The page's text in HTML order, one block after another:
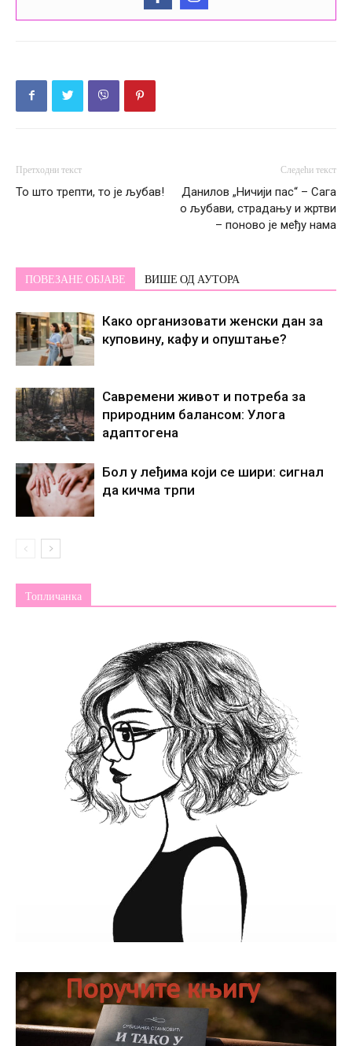
Претходни текст
То што трепти, то је љубав!
Следећи текст
Данилов „Ничији пас“ – Сага
о љубави, страдању и жртви
– поново је међу нама
ПОВЕЗАНЕ ОБЈАВЕ ВИШЕ ОД АУТОРА
Како организовати женски дан за
куповину, кафу и опуштање?
Савремени живот и потреба за
природним балансом: Улога
адаптогена
Бол у леђима који се шири: сигнал
да кичма трпи
Топличанка